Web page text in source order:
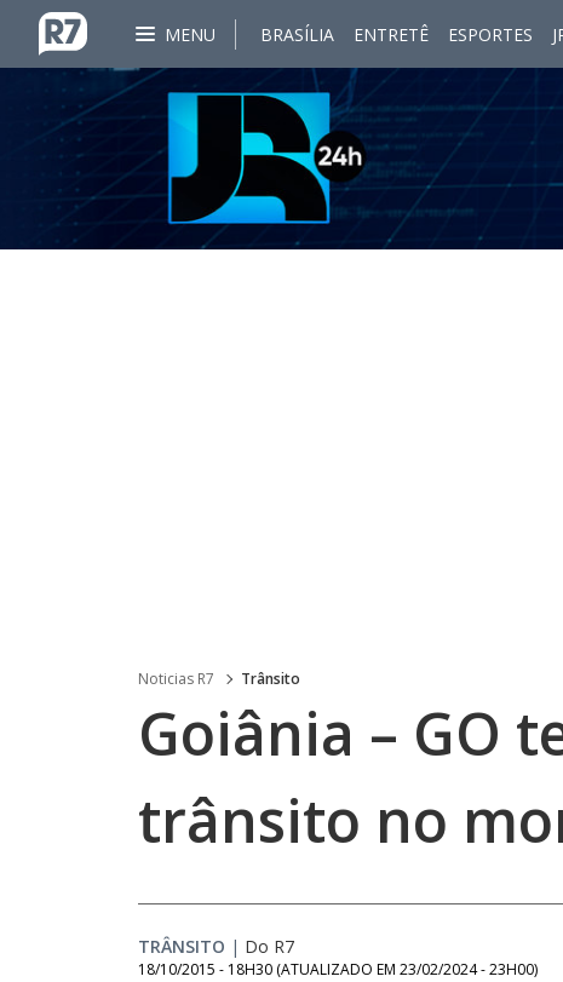
MENU BRASÍLIA ENTRETÊ ESPORTES
Noticias R7 Trânsito
Goiânia – GO
trânsito no
TRÂNSITO | Do R7
18/10/2015 - 18H30 (ATUALIZADO EM 23/02/2024 - 23H00)